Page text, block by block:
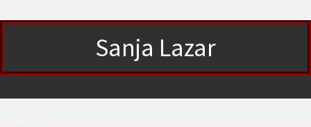
Sanja Lazar